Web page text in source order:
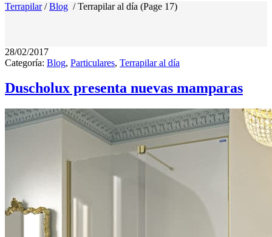
Terrapilar/Blog /Terrapilar al día (Page 17)
28/02/2017
Categoría: Blog, Particulares, Terrapilar al día
Duscholux presenta nuevas mamparas